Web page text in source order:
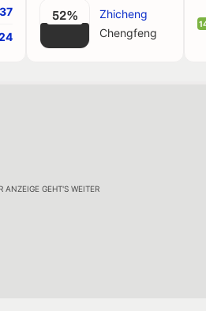
37
52%
Zhicheng
Chengfeng
ANZEIGE GEHT'S WEITER